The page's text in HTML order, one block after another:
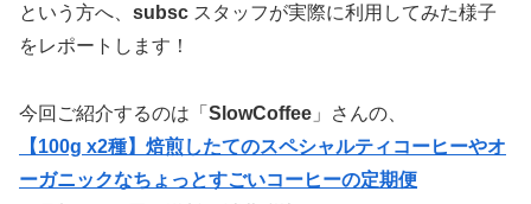
という方へ、 subsc スタッフが実際に利用してみた様子
をレポートします！
今回ご紹介するのは「 SlowCoffee 」さんの、
【100g x2種】焙煎したてのスペシャルティコーヒーやオ
ーガニックなちょっとすごいコーヒーの定期便